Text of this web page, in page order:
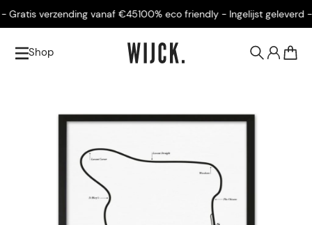
verzending vanaf €45100% eco friendly - Ingelijst geleverd -
Shop